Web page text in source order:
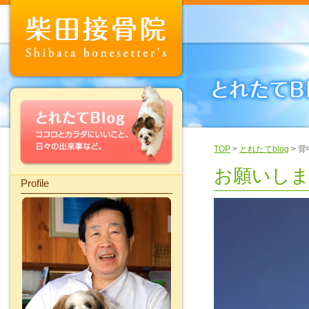
Profile
TOP > とれたてblog > 背
お願いし